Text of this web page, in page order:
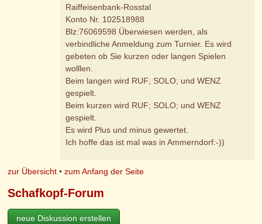
Raiffeisenbank-Rosstal
Konto Nr. 102518988
Blz:76069598 Überwiesen werden, als
verbindliche Anmeldung zum Turnier. Es wird
gebeten ob Sie kurzen oder langen Spielen
wolllen.
Beim langen wird RUF; SOLO; und WENZ
gespielt.
Beim kurzen wird RUF; SOLO; und WENZ
gespielt.
Es wird Plus und minus gewertet.
Ich hoffe das ist mal was in Ammerndorf:-))
zur Übersicht •zum Anfang der Seite
Schafkopf-Forum
neue Diskussion erstellen